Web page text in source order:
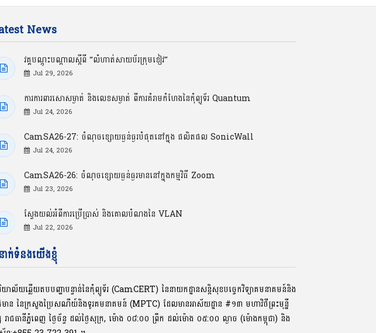
News
វគ្គបណ្ដុះបណ្ដាលស្ដីពី “លំហាត់សាយប័រក្រុមខៀវ”
Jul 29, 2026
ការការពារសោសម្ងាត់ និងលេខសម្ងាត់ ពីការគំរាមកំហែងនៃកុំព្យូទ័រ Quantum
Jul 24, 2026
CamSA26-27: ចំណុចខ្សោយធ្ងន់ធ្ងរបំផុតនៅក្នុង ផលិតផល SonicWall
Jul 24, 2026
CamSA26-26: ចំណុចខ្សោយធ្ងន់ធ្ងរមាននៅក្នុងកម្មវិធី Zoom
Jul 23, 2026
ស្វែងយល់អំពីការប្រើប្រាស់ និងគោលបំណងនៃ VLAN
Jul 22, 2026
ាក់ទំនងយើងខ្ញុំ
យាល័យឆ្លើយតបបញ្ហាបន្ទាន់នៃកុំព្យូទ័រ (CamCERT) នៃនាយកដ្ឋានសន្តិសុខបច្ចេកវិទ្យាគមនាគមន៍និង
ាន នៃក្រសួងប្រៃសណីយ៍និងទូរគមនាគមន៍ (MPTC) ដែលមានអាស័យដ្ឋាន #១៣ មហាវិថីព្រះមុនី្ន
រាជធានីភ្នំពេញ ថ្ងៃច័ន្ទ ដល់ថ្ងៃសុក្រ, ម៉ោង ០៨:០០ ​ព្រឹក ដល់ម៉ោង ០៥:០០ ល្ងាច (ម៉ោងកម្ពុជា) និង